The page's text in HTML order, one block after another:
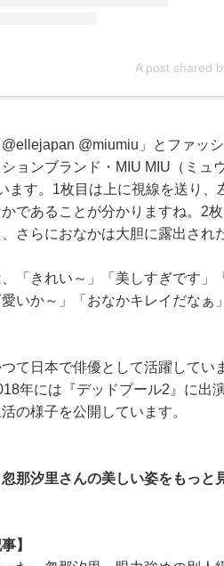
A post shared
@ellejapan @miumiu 」とファッ
ョンブランド・MIU MIU（ミ
ます。1枚目は上に視線を送り
であることが分かりますね。2
さらにおなかは大胆に露出され
、「きれい～」「美しすぎです
いか～」「おなかキレイだな
て日本で俳優として活躍して
年には『デッドプール2』に出
の様子を公開しています。
那汐里さんの美しい姿をもっと
】